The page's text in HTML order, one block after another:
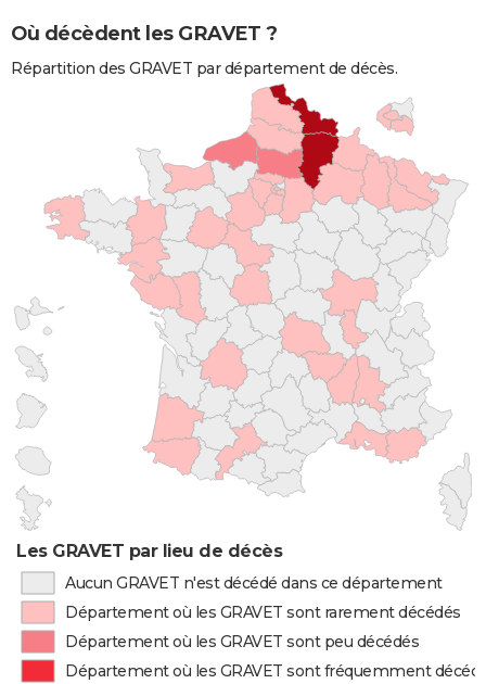
Où décèdent les GRAVET ?
Répartition des GRAVET par département de décès.
Les GRAVET par lieu de décès
Aucun GRAVET n'est décédé dans ce département
Département où les GRAVET sont rarement décédés
Département où les GRAVET sont peu décédés
Département où les GRAVET sont fréquemment